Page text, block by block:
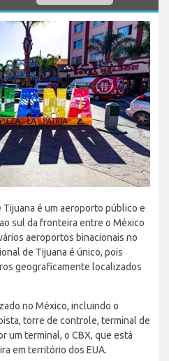
é um aeroporto público e
sul da fronteira entre o México
aeroportos binacionais no
de Tijuana é único, pois
geograficamente localizados
no México, incluindo o
torre de controle, terminal de
um terminal, o CBX, que está
em território dos EUA.